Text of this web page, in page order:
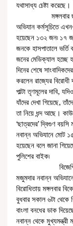
যথাসাধ্য চেষ্টা করেছে।
অভিযান কর্মসূচিতে
হয়েছেন ১৩২ জন৷ ১৭
জনকে হাসপাতালে
জনের মেডিক্যাল হচ্ছে
দিনের শেষে
করলেন রাজ্যের বিরোধী
পাল্টা তৃণমূলের দাবি,
যাঁদের দেখা গিয়েছে,
তা নিয়ে ধন্দ আছে।
‘ছাত্রদের’ দ্বিগুণ
নবান্ন অভিযানে মোট
হয়েছেন বলে জানা
পুলিশের বাইক৷
মজুমদার নবান্ন
বিরোধিতায় মঙ্গলবার
বুধবার সকাল ৬টা থেকে
বাংলা বনধের ডাক
নবান্ন থেকে মুখ্যমন্ত্রী